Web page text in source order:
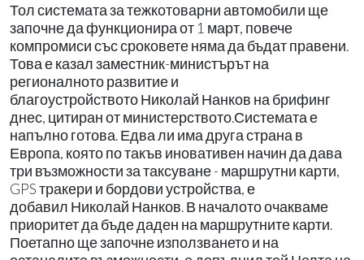
Тол системата за тежкотоварни автомобили ще
започне да функционира от 1 март, повече
компромиси със сроковете няма да бъдат правени.
Това е казал заместник-министърът на
регионалното развитие и
благоустройството Николай Нанков на брифинг
днес, цитиран от министерството.Системата е
напълно готова. Едва ли има друга страна в
Европа, която по такъв иновативен начин да дава
три възможности за таксуване - маршрутни карти,
GPS тракери и бордови устройства, е
добавил Николай Нанков. В началото очакваме
приоритет да бъде даден на маршрутните карти.
Поетапно ще започне използването и на